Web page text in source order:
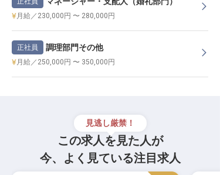
月給／230,000円 〜 280,000円
正社員 調理部門その他
月給／250,000円 〜 350,000円
見逃し厳禁！
この求人を見た人が
今、よく見ている注目求人